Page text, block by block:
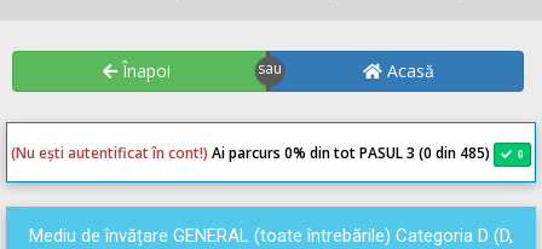
Înapoi Acasă
(Nu ești autentificat în cont!) Ai parcurs 0% din tot PASUL 3 (0 din 485) 0
Mediu de învățare GENERAL (toate întrebările) Categoria D (D,